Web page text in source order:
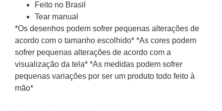
Feito no Brasil
Tear manual
*Os desenhos podem sofrer pequenas alterações de
acordo com o tamanho escolhido* *As cores podem
sofrer pequenas alterações de acordo com a
visualização da tela* *As medidas podem sofrer
pequenas variações por ser um produto todo feito à
mão*